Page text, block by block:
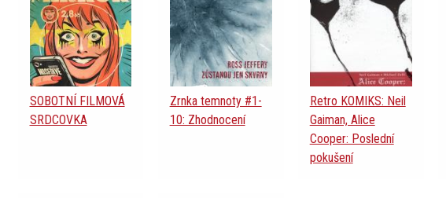
SOBOTNÍ FILMOVÁ
SRDCOVKA
Zrnka temnoty #1-
10: Zhodnocení
Retro KOMIKS: Neil
Gaiman, Alice
Cooper: Poslední
pokušení